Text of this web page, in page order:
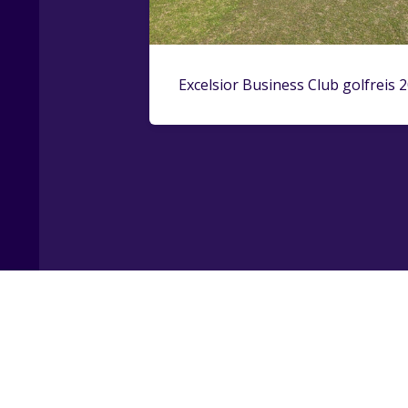
Excelsior Business Club golfreis